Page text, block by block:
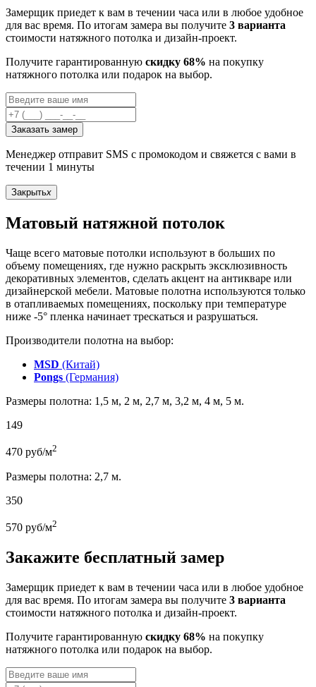
Замерщик приедет к вам в течении часа или в любое удобное
для вас время. По итогам замера вы получите 3 варианта
стоимости натяжного потолка и дизайн-проект.
Получите гарантированную скидку 68% на покупку
натяжного потолка или подарок на выбор.
Заказать замер
Менеджер отправит SMS с промокодом и свяжется с вами в
течении 1 минуты
Закрытьx
Матовый натяжной потолок
Чаще всего матовые потолки используют в больших по
объему помещениях, где нужно раскрыть эксклюзивность
декоративных элементов, сделать акцент на антикваре или
дизайнерской мебели. Матовые полотна используются только
в отапливаемых помещениях, поскольку при температуре
ниже -5° пленка начинает трескаться и разрушаться.
Производители полотна на выбор:
MSD (Китай)
Pongs (Германия)
Размеры полотна: 1,5 м, 2 м, 2,7 м, 3,2 м, 4 м, 5 м.
149
470 руб/м2
Размеры полотна: 2,7 м.
350
570 руб/м2
Закажите бесплатный замер
Замерщик приедет к вам в течении часа или в любое удобное
для вас время. По итогам замера вы получите 3 варианта
стоимости натяжного потолка и дизайн-проект.
Получите гарантированную скидку 68% на покупку
натяжного потолка или подарок на выбор.